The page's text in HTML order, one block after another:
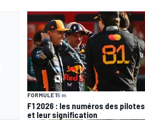
FORMULE 15 m
F1 2026 : les numéros des pilotes
et leur signification